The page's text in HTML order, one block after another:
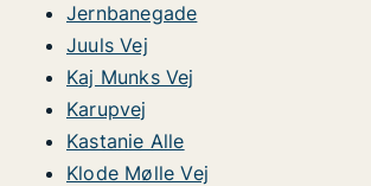
Jernbanegade
Juuls Vej
Kaj Munks Vej
Karupvej
Kastanie Alle
Klode Mølle Vej